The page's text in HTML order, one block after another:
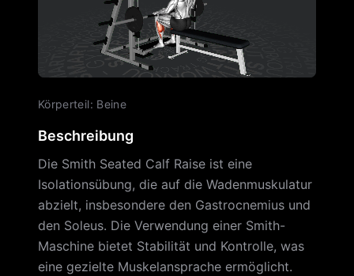
Körperteil: Beine
Beschreibung
Die Smith Seated Calf Raise ist eine
Isolationsübung, die auf die Wadenmuskulatur
abzielt, insbesondere den Gastrocnemius und
den Soleus. Die Verwendung einer Smith-
Maschine bietet Stabilität und Kontrolle, was
eine gezielte Muskelansprache ermöglicht.